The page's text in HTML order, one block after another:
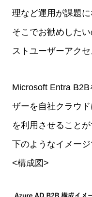
理など運用が課題に
そこでお勧めした
ストユーザーアクセ
Microsoft Entra
ザーを自社クラウ
を利用させること
下のようなイメージ
<構成図>